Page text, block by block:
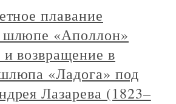
плавание
«Аполлон»
возвращение в
«Ладога» под
Лазарева (1823–